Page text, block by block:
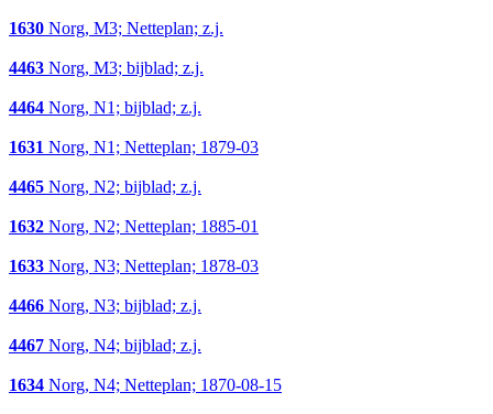
1630 Norg, M3; Netteplan; z.j.
4463 Norg, M3; bijblad; z.j.
4464 Norg, N1; bijblad; z.j.
1631 Norg, N1; Netteplan; 1879-03
4465 Norg, N2; bijblad; z.j.
1632 Norg, N2; Netteplan; 1885-01
1633 Norg, N3; Netteplan; 1878-03
4466 Norg, N3; bijblad; z.j.
4467 Norg, N4; bijblad; z.j.
1634 Norg, N4; Netteplan; 1870-08-15